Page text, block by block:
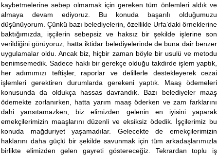
kaybetmelerine sebep olmamak için gereken tüm önlemleri aldık ve
almaya devam ediyoruz. Bu konuda başarılı olduğumuzu
düşünüyorum. Çünkü bazı belediyelerin, özellikle Urfa’daki örneklerine
baktığımızda, işçilerin sebepsiz ve haksız bir şekilde işlerine son
verildiğini görüyoruz; hatta iktidar belediyelerinde de buna dair benzer
uygulamalar oldu. Ancak biz, hiçbir zaman böyle bir usulü ve metodu
benimsemedik. Sadece haklı bir gerekçe olduğu takdirde işlem yaptık,
her adımımızı teftişler, raporlar ve delillerle destekleyerek cezai
işlemleri gerektiren durumlarda gerekeni yaptık. Maaş ödemeleri
konusunda da oldukça hassas davrandık. Bazı belediyeler maaş
ödemekte zorlanırken, hatta yarım maaş öderken ve zam farklarını
dahi yansıtamazken, biz elimizden gelenin en iyisini yaparak
emekçilerimizin maaşlarını düzenli ve eksiksiz ödedik. İşçilerimiz bu
konuda mağduriyet yaşamadılar. Gelecekte de emekçilerimizin
haklarını daha güçlü bir şekilde savunmak için tüm arkadaşlarımızla
birlikte elimizden gelen gayreti göstereceğiz. Tekrardan toplu iş